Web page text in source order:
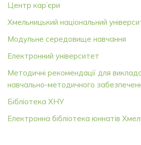
Центр кар’єри
Хмельницький національний
Модульне середовище навчання
Електронний університет
Методичні рекомендації для
навчально-методичного
Бібліотека ХНУ
Електронна бібліотека юннатів